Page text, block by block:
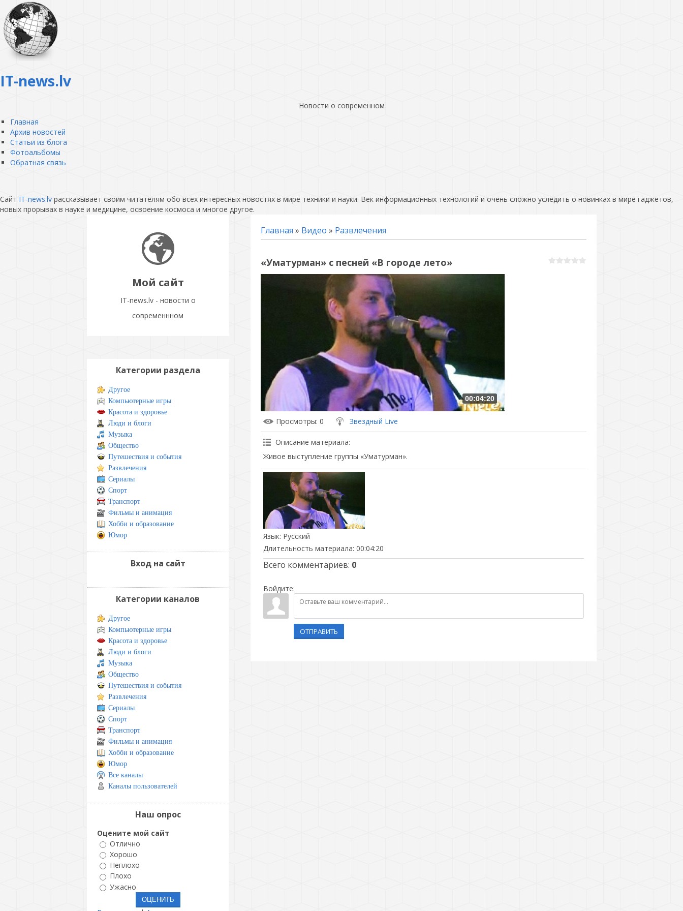
IT-news.lv
Новости о современном
Главная
Архив новостей
Статьи из блога
Фотоальбомы
Обратная связь
Сайт IT-news.lv рассказывает своим читателям обо всех интересных новостях в мире техники и науки. Век информационных технологий и очень сложно уследить о новинках в мире гаджетов,
новых прорывах в науке и медицине, освоение космоса и многое другое.
Мой сайт
IT-news.lv - новости о
современнном
Главная » Видео » Развлечения
«Уматурман» с песней «В городе лето»
00:04:20
Просмотры: 0 Звездный Live
Описание материала:
Живое выступление группы «Уматурман».
Язык: Русский
Длительность материала: 00:04:20
Всего комментариев: 0
Войдите:
ОТПРАВИТЬ
Категории раздела
Другое
Компьютерные игры
Красота и здоровье
Люди и блоги
Музыка
Общество
Путешествия и события
Развлечения
Сериалы
Спорт
Транспорт
Фильмы и анимация
Хобби и образование
Юмор
Вход на сайт
Категории каналов
Другое
Компьютерные игры
Красота и здоровье
Люди и блоги
Музыка
Общество
Путешествия и события
Развлечения
Сериалы
Спорт
Транспорт
Фильмы и анимация
Хобби и образование
Юмор
Все каналы
Каналы пользователей
Наш опрос
Оцените мой сайт
Отлично
Хорошо
Неплохо
Плохо
Ужасно